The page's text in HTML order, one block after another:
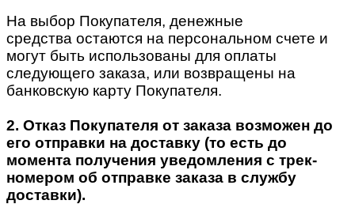
На выбор Покупателя, денежные
средства остаются на персональном счете и
могут быть использованы для оплаты
следующего заказа, или возвращены на
банковскую карту Покупателя.
2. Отказ Покупателя от заказа возможен до
его отправки на доставку (то есть до
момента получения уведомления с трек-
номером об отправке заказа в службу
доставки).